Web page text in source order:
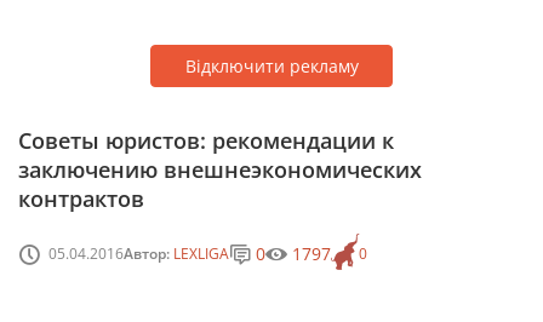
Відключити рекламу
Советы юристов: рекомендации к
заключению внешнеэкономических
контрактов
05.04.2016Автор: LEXLIGA 0
0 1797